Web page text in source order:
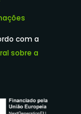
com a
sobre a